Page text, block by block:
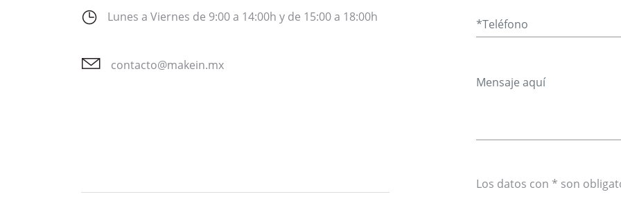
Lunes a Viernes de 9:00 a 14:00h y de 15:00 a 18:00h
contacto@makein.mx
Los datos con * son